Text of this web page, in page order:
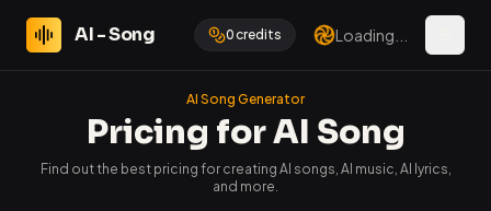
AI - Song 0credits Loading...
AI Song Generator
Pricing for AI Song
Find out the best pricing for creating AI songs, AI music, AI lyrics,
and more.